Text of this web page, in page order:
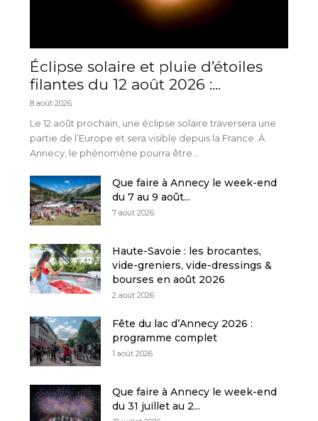
Éclipse solaire et pluie d’étoiles
filantes du 12 août 2026 :...
8 août 2026
Le 12 août prochain, une éclipse solaire traversera une
partie de l’Europe et sera visible depuis la France. À
Annecy, le phénomène pourra être...
Que faire à Annecy le week-end
du 7 au 9 août...
7 août 2026
Haute-Savoie : les brocantes,
vide-greniers, vide-dressings &
bourses en août 2026
2 août 2026
Fête du lac d’Annecy 2026 :
programme complet
1 août 2026
Que faire à Annecy le week-end
du 31 juillet au 2...